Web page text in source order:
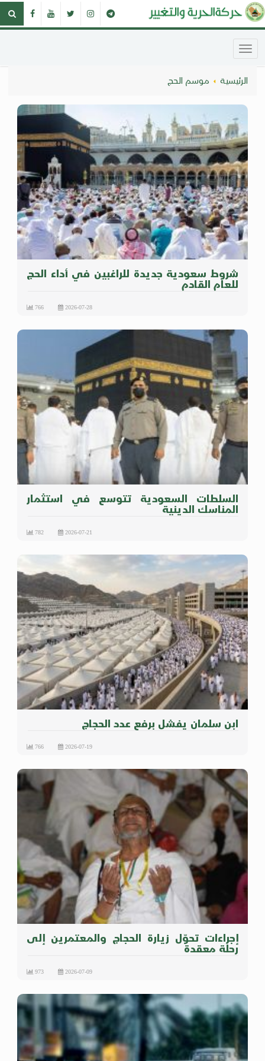
الرئيسية موسم الحج
شروط سعودية جديدة للراغبين في أداء الحج
للعام القادم
2026-07-28
766
السلطات السعودية تتوسع في استثمار
المناسك الدينية
2026-07-21
782
ابن سلمان يفشل برفع عدد الحجاج
2026-07-19
766
إجراءات تحوّل زيارة الحجاج والمعتمرين إلى
رحلة معقدة
2026-07-09
973